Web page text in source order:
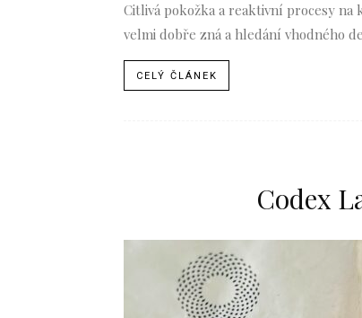
Citlivá pokožka a reaktivní procesy na
velmi dobře zná a hledání vhodného
CELÝ ČLÁNEK
Codex